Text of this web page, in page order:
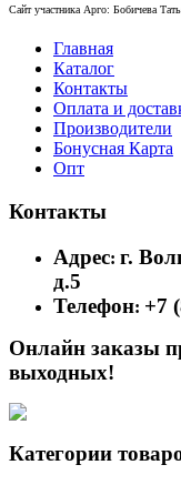
Сайт участника Арго: Бобичева
Главная
Каталог
Контакты
Оплата и
Производители
Бонусная Карта
Опт
Контакты
Адрес: г.
д.5
Телефон: +7
Онлайн заказы
выходных!
Категории